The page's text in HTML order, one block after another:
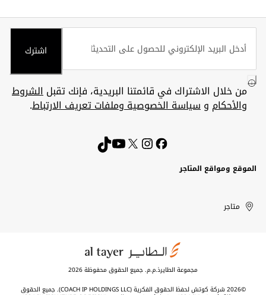
اشترك
من خلال الاشتراك في قائمتنا البريدية، فإنك تقبلالشروط
والأحكام وسياسة الخصوصية وملفات تعريف الارتباط.
الموقع ومواقع المتاجر
United
Arab
Kuwait
الإمارات
العربية
الكويت
متاجر
مجموعة الطايرذ.م.م. جميع الحقوق محفوظة 2026
©2026 شركة كوتش لحفظ الحقوق الفكرية (COACH IP HOLDINGS LLC). جميع الحقوق